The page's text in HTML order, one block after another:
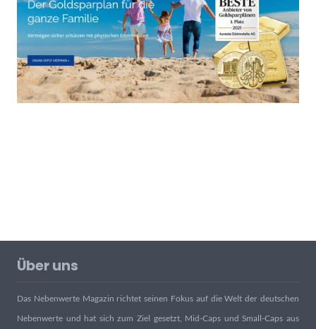
Über uns
Das Nebenwerte Magazin richtet seinen Fokus auf die Welt der deutschen
Nebenwerte und hat sich zum Ziel gesetzt, Mid-Caps und Small-Caps aus